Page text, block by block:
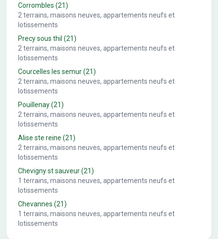
Corrombles (21)
2 terrains, maisons neuves, appartements neufs et
lotissements
Precy sous thil (21)
2 terrains, maisons neuves, appartements neufs et
lotissements
Courcelles les semur(21)
2 terrains, maisons neuves, appartements neufs et
lotissements
Pouillenay(21)
2 terrains, maisons neuves, appartements neufs et
lotissements
Alise ste reine (21)
2 terrains, maisons neuves, appartements neufs et
lotissements
Chevigny st sauveur(21)
1 terrains, maisons neuves, appartements neufs et
lotissements
Chevannes (21)
1 terrains, maisons neuves, appartements neufs et
lotissements